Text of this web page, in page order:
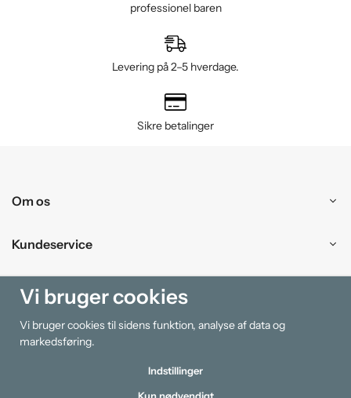
professionel baren
Levering på 2–5 hverdage.
Sikre betalinger
Om os
Kundeservice
Handle ind
Information
Vi bruger cookies
Vi bruger cookies til sidens funktion, analyse af data og
markedsføring.
Indstillinger